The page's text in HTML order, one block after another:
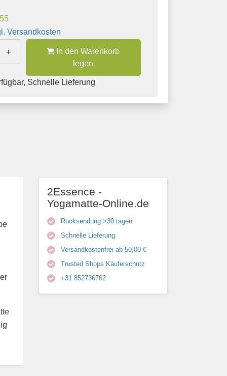
Versandkosten
+
In den Warenkorb
legen
Schnelle Lieferung
2Essence -
Yogamatte-Online.de
Rücksendung >30 tagen
Schnelle Lieferung
Versandkostenfrei ab 50,00 €
Trusted Shops Käuferschutz
+31 852736762